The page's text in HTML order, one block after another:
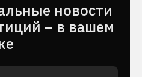
новости
– в вашем